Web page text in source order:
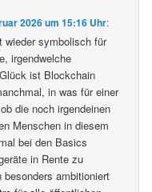
2026 um 15:16 Uhr:
wieder symbolisch für
irgendwelche
ist Blockchain
in was für einer
die noch irgendeinen
Menschen in diesem
bei den Basics
in Rente zu
ambitioniert